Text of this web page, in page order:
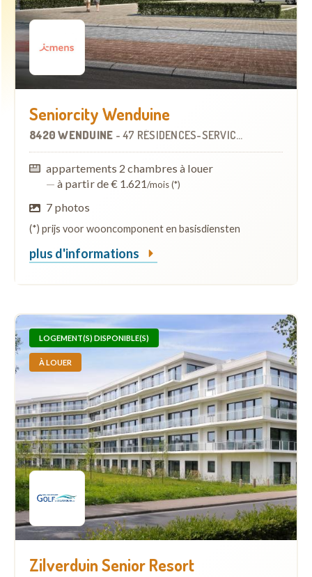
Seniorcity Wenduine
8420 WENDUINE - 47 RÉSIDENCES-SERVICES
appartements 2 chambres à louer
— à partir de € 1.621/mois (*)
7 photos
(*) prijs voor wooncomponent en basisdiensten
plus d'informations
LOGEMENT(S) DISPONIBLE(S)
À LOUER
Zilverduin Senior Resort